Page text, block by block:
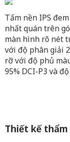
Tấm nền IPS
nhất quán trên
màn hình rõ nét
với độ phân giải
rỡ với độ phủ
95% DCI-P3 và
Thiết kế thẩm